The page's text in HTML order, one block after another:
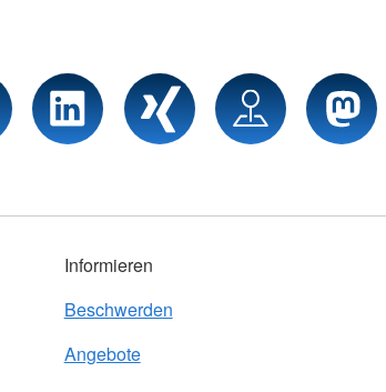
Informieren
Beschwerden
Angebote